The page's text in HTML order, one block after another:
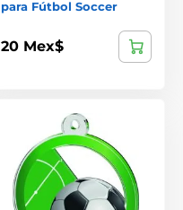
para Fútbol Soccer
20 Mex$